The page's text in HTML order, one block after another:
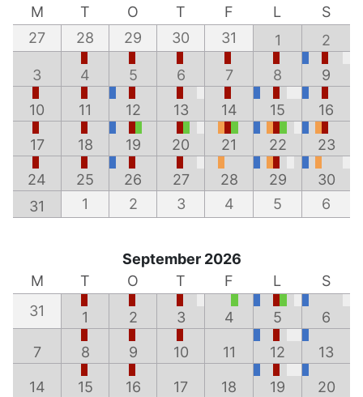
M
T O T F L
S
27
28 29 30 31 1 2
3 4 5 6 7 8 9
10 11 12 13 14 15 16
17 18 19 20 21 22 23
24 25 26 27 28 29
30
31
1 2 3 4 5 6
September 2026
M
T O T F L
S
31
1 2 3 4 5 6
7 8 9 10 11 12 13
14 15 16 17 18 19 20